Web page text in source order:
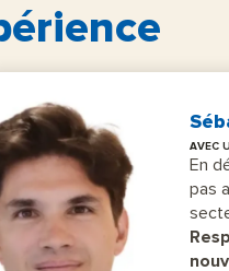
AVEC
En
pas